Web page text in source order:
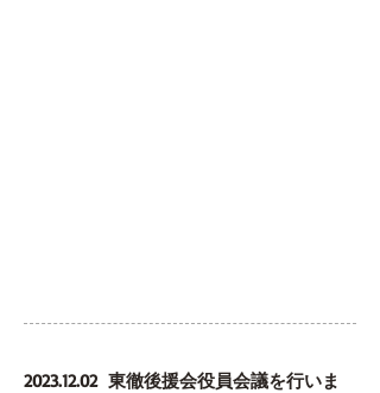
2023.12.02 東徹後援会役員会議を行いま